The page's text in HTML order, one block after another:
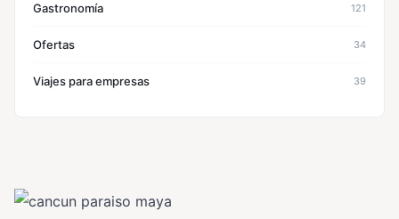
Gastronomía 121
Ofertas 34
Viajes para empresas 39